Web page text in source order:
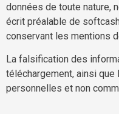
données de toute nature,
écrit préalable de
conservant les mentions
La falsification des
téléchargement, ainsi que
personnelles et non